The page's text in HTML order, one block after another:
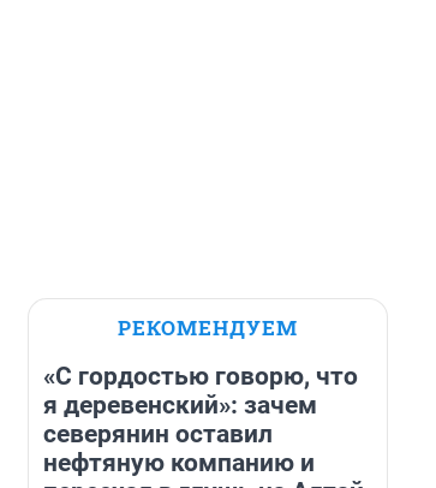
РЕКОМЕНДУЕМ
«С гордостью говорю, что
я деревенский»: зачем
северянин оставил
нефтяную компанию и